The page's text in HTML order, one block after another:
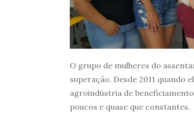
O grupo de mulheres do
superação. Desde 2011
agroindústria de
poucos e quase que constantes.